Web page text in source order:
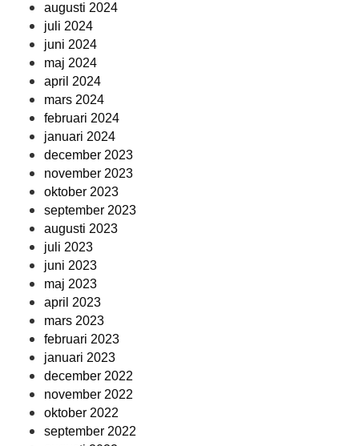
augusti 2024
juli 2024
juni 2024
maj 2024
april 2024
mars 2024
februari 2024
januari 2024
december 2023
november 2023
oktober 2023
september 2023
augusti 2023
juli 2023
juni 2023
maj 2023
april 2023
mars 2023
februari 2023
januari 2023
december 2022
november 2022
oktober 2022
september 2022